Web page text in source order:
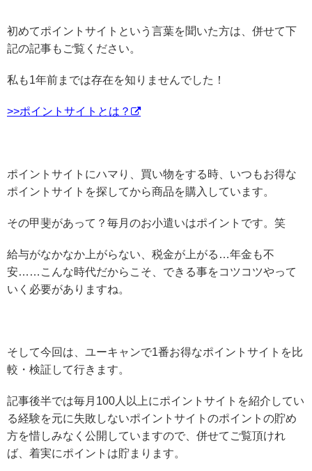
初めてポイントサイトという言葉を聞いた方は、併せて下
記の記事もご覧ください。
私も1年前までは存在を知りませんでした！
>>ポイントサイトとは？
ポイントサイトにハマり、買い物をする時、いつもお得な
ポイントサイトを探してから商品を購入しています。
その甲斐があって？毎月のお小遣いはポイントです。笑
給与がなかなか上がらない、税金が上がる…年金も不
安……こんな時代だからこそ、できる事をコツコツやって
いく必要がありますね。
そして今回は、ユーキャンで1番お得なポイントサイトを比
較・検証して行きます。
記事後半では毎月100人以上にポイントサイトを紹介してい
る経験を元に失敗しないポイントサイトのポイントの貯め
方を惜しみなく公開していますので、併せてご覧頂けれ
ば、着実にポイントは貯まります。